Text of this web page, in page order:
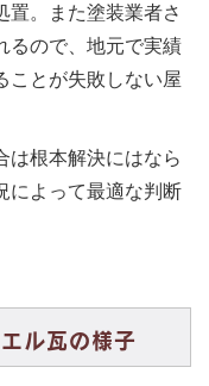
置。また塗装業者さ
るので、地元で実績
ことが失敗しない屋
は根本解決にはなら
によって最適な判断
ル瓦の様子